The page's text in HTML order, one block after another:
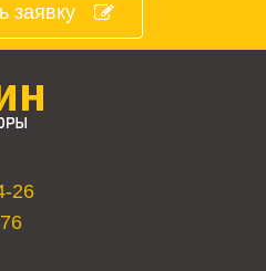
заявку
26